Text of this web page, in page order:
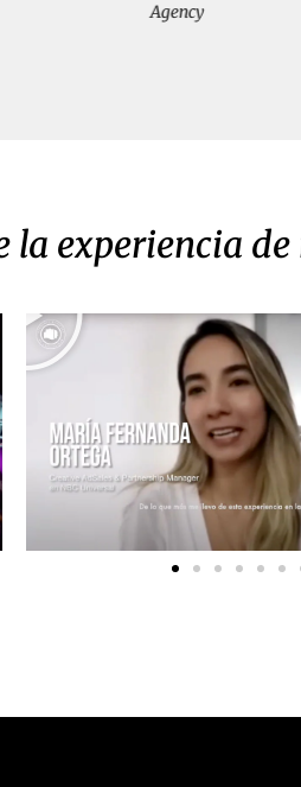
Dentsu Creative
la experiencia